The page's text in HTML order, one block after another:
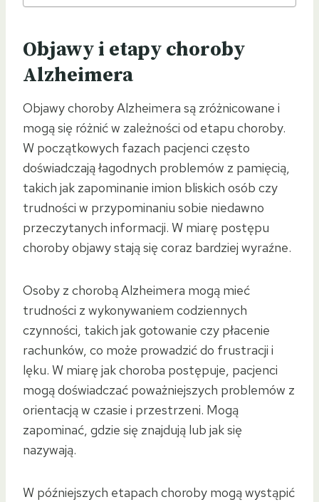
Objawy i etapy choroby
Alzheimera
Objawy choroby Alzheimera są zróżnicowane i
mogą się różnić w zależności od etapu choroby.
W początkowych fazach pacjenci często
doświadczają łagodnych problemów z pamięcią,
takich jak zapominanie imion bliskich osób czy
trudności w przypominaniu sobie niedawno
przeczytanych informacji. W miarę postępu
choroby objawy stają się coraz bardziej wyraźne.
Osoby z chorobą Alzheimera mogą mieć
trudności z wykonywaniem codziennych
czynności, takich jak gotowanie czy płacenie
rachunków, co może prowadzić do frustracji i
lęku. W miarę jak choroba postępuje, pacjenci
mogą doświadczać poważniejszych problemów z
orientacją w czasie i przestrzeni. Mogą
zapominać, gdzie się znajdują lub jak się
nazywają.
W późniejszych etapach choroby mogą wystąpić